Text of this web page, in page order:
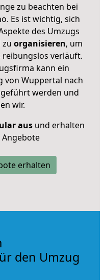
zu beachten bei
Es ist wichtig, sich
des Umzugs
zu organisieren, um
reibungslos verläuft.
kann ein
von Wuppertal nach
werden und
wir.
ausund erhalten
Angebote
erhalten
den Umzug